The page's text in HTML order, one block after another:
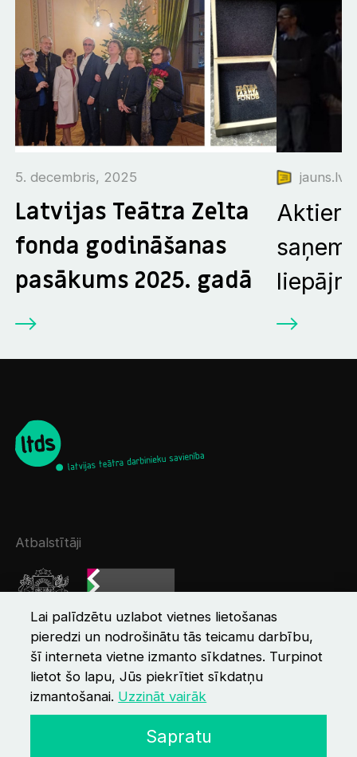
5. decembris, 2025
Latvijas Teātra Zelta
fonda godināšanas
pasākums 2025. gadā
jauns.lv
saņem
Kontakti
Atbalstītāji
Lai palīdzētu uzlabot vietnes lietošanas
pieredzi un nodrošinātu tās teicamu darbību,
šī interneta vietne izmanto sīkdatnes. Turpinot
lietot šo lapu, Jūs piekrītiet sīkdatņu
izmantošanai. Uzzināt vairāk
Sapratu